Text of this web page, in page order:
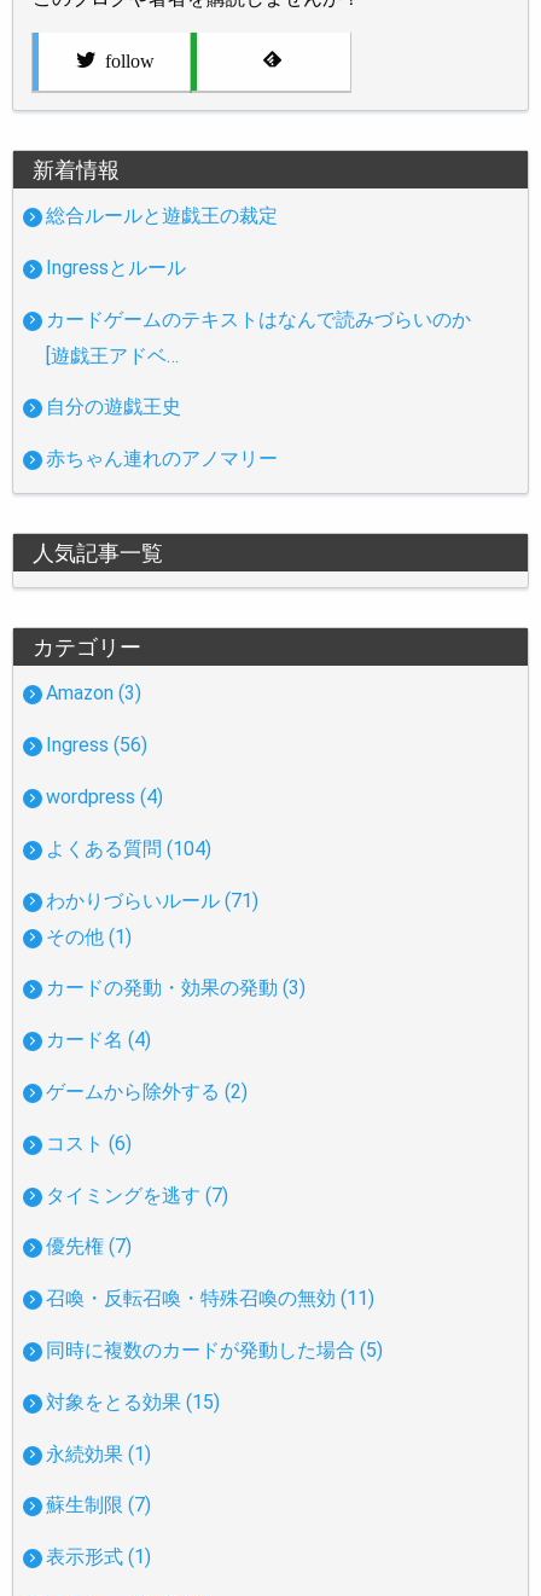
follow
新着情報
総合ルールと遊戯王の裁定
Ingressとルール
カードゲームのテキストはなんで読みづらいのか
[遊戯王アドベ…
自分の遊戯王史
赤ちゃん連れのアノマリー
人気記事一覧
カテゴリー
Amazon (3)
Ingress (56)
wordpress (4)
よくある質問 (104)
わかりづらいルール (71)
その他 (1)
カードの発動・効果の発動 (3)
カード名 (4)
ゲームから除外する (2)
コスト (6)
タイミングを逃す (7)
優先権 (7)
召喚・反転召喚・特殊召喚の無効 (11)
同時に複数のカードが発動した場合 (5)
対象をとる効果 (15)
永続効果 (1)
蘇生制限 (7)
表示形式 (1)